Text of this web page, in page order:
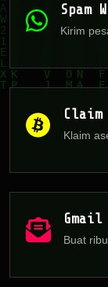
Spam
Kirim
Klaim
Buat